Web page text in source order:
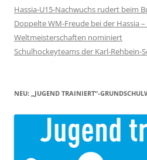
Hassia-U15-Nachwuchs rudert beim
Doppelte WM-Freude bei der Hassia
Weltmeisterschaften nominiert
Schulhockeyteams der Karl-Rehbein-
NEU: „JUGEND TRAINIERT“-